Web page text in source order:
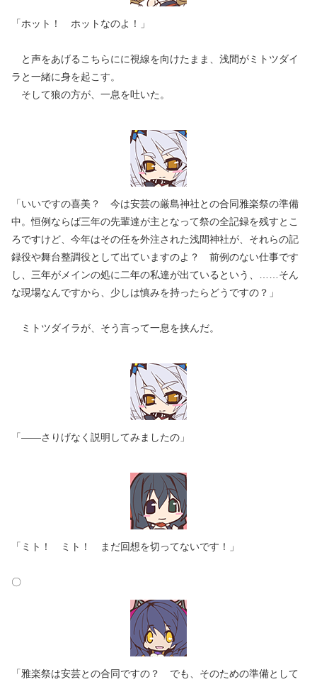
「ホット！ ホットなのよ！」
と声をあげるこちらにに視線を向けたまま、浅間がミトツダイ
ラと一緒に身を起こす。
そして狼の方が、一息を吐いた。
「いいですの喜美？ 今は安芸の厳島神社との合同雅楽祭の準備
中。恒例ならば三年の先輩達が主となって祭の全記録を残すとこ
ろですけど、今年はその任を外注された浅間神社が、それらの記
録役や舞台整調役として出ていますのよ？ 前例のない仕事です
し、三年がメインの処に二年の私達が出ているという、……そん
な現場なんですから、少しは慎みを持ったらどうですの？」
ミトツダイラが、そう言って一息を挟んだ。
「――さりげなく説明してみましたの」
「ミト！ ミト！ まだ回想を切ってないです！」
〇
「雅楽祭は安芸との合同ですの？ でも、そのための準備として